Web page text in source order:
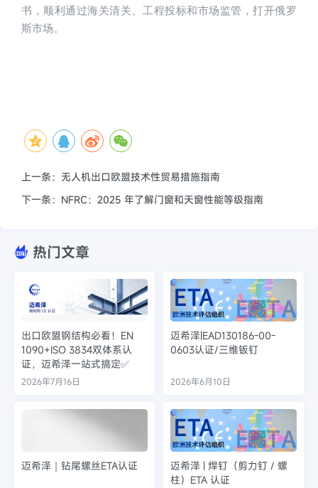
书，顺利通过海关清关、工程投标和市场监管，打开俄罗
斯市场。
上一条：无人机出口欧盟技术性贸易措施指南
下一条：NFRC：2025 年了解门窗和天窗性能等级指南
热门文章
出口欧盟钢结构必看！EN
1090+ISO 3834双体系认
证，迈希泽一站式搞定✅
2026年7月16日
迈希泽|EAD130186-00-
0603认证/三维钣钉
2026年6月10日
迈希泽｜钻尾螺丝ETA认证
迈希泽 | 焊钉（剪力钉 / 螺
柱）ETA 认证